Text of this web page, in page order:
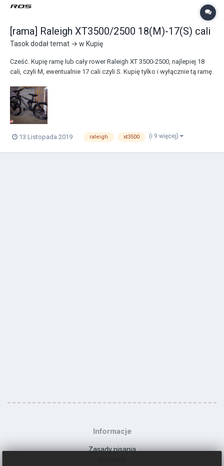
[rama] Raleigh XT3500/2500 18(M)-17(S) cali
Tasokdodał temat → w Kupię
Cześć. Kupię ramę lub cały rower Raleigh XT 3500-2500, najlepiej 18
cali, czyli M, ewentualnie 17 cali czyli S. Kupię tylko i wyłącznie tą ramę.
lub niekompletna. Bardzo pomocne będą kontakty do osób, które
taką ramę/...
13 Listopada 2019 raleigh xt3500 (i 9 więcej)
Informacje
Zasady pisania